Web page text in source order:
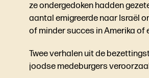
ze ondergedoken hadden
aantal emigreerde naar Israël
of minder succes in Amerika of
Twee verhalen uit de
joodse medeburgers